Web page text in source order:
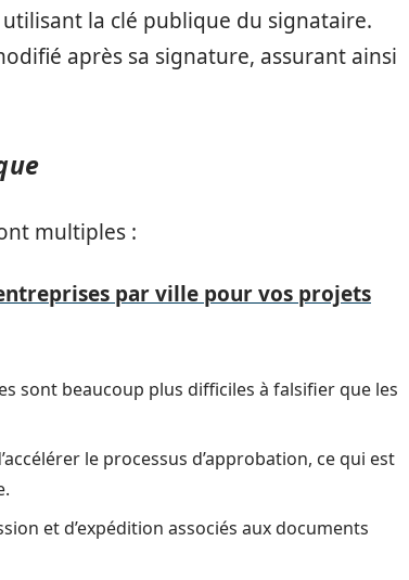
la clé publique du signataire.
après sa signature, assurant ainsi
multiples :
par ville pour vos projets
sont beaucoup plus difficiles à falsifier que les
le processus d’approbation, ce qui est
et d’expédition associés aux documents